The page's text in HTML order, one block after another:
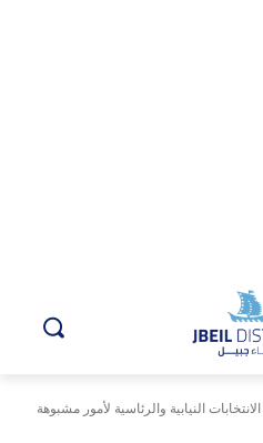
النيابية والرئاسية لأمور مشبوهة